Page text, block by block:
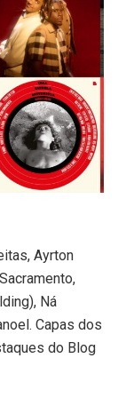
Ayrton
Ná
Capas dos
do Blog